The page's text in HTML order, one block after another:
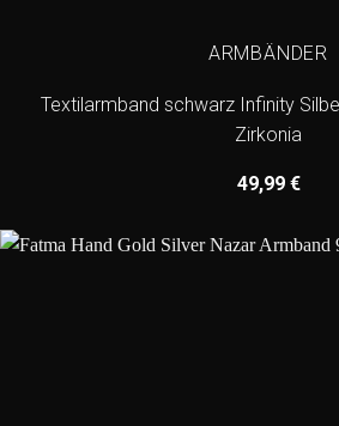
ARMBÄNDER
Textilarmband schwarz Infinity
Zirkonia
49,99 €